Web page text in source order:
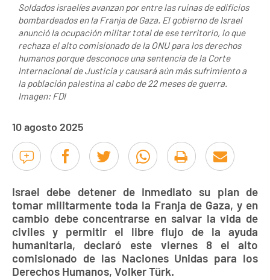
Soldados israelíes avanzan por entre las ruinas de edificios
bombardeados en la Franja de Gaza. El gobierno de Israel
anunció la ocupación militar total de ese territorio, lo que
rechaza el alto comisionado de la ONU para los derechos
humanos porque desconoce una sentencia de la Corte
Internacional de Justicia y causará aún más sufrimiento a
la población palestina al cabo de 22 meses de guerra.
Imagen: FDI
10 agosto 2025
Israel debe detener de inmediato su plan de
tomar militarmente toda la Franja de Gaza, y en
cambio debe concentrarse en salvar la vida de
civiles y permitir el libre flujo de la ayuda
humanitaria, declaró este viernes 8 el alto
comisionado de las Naciones Unidas para los
Derechos Humanos, Volker Türk.